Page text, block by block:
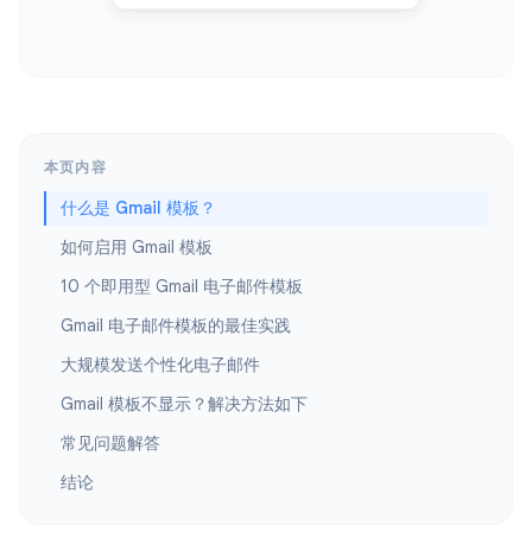
本页内容
什么是 Gmail 模板？
如何启用 Gmail 模板
10 个即用型 Gmail 电子邮件模板
Gmail 电子邮件模板的最佳实践
大规模发送个性化电子邮件
Gmail 模板不显示？解决方法如下
常见问题解答
结论